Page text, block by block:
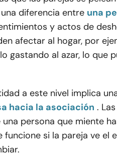
diferencia entre una
y actos de
afectar al hogar, por
gastando al azar, lo que
a este nivel implica
hacia la asociación .
persona que miente
funcione si la pareja ve el